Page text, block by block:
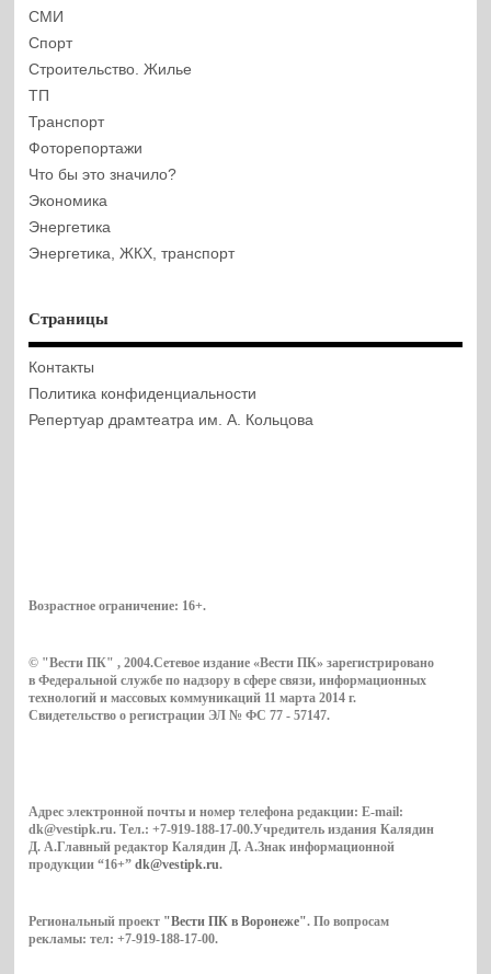
СМИ
Спорт
Строительство. Жилье
ТП
Транспорт
Фоторепортажи
Что бы это значило?
Экономика
Энергетика
Энергетика, ЖКХ, транспорт
Страницы
Контакты
Политика конфиденциальности
Репертуар драмтеатра им. А. Кольцова
Возрастное ограничение: 16+.
© "Вести ПК" , 2004.Сетевое издание «Вести ПК» зарегистрировано
в Федеральной службе по надзору в сфере связи, информационных
технологий и массовых коммуникаций 11 марта 2014 г.
Свидетельство о регистрации ЭЛ № ФС 77 - 57147.
Адрес электронной почты и номер телефона редакции: E-mail:
dk@vestipk.ru. Тел.: +7-919-188-17-00.Учредитель издания Калядин
Д. А.Главный редактор Калядин Д. А.Знак информационной
продукции “16+”dk@vestipk.ru.
Региональный проект "Вести ПК в Воронеже". По вопросам
рекламы: тел: +7-919-188-17-00.